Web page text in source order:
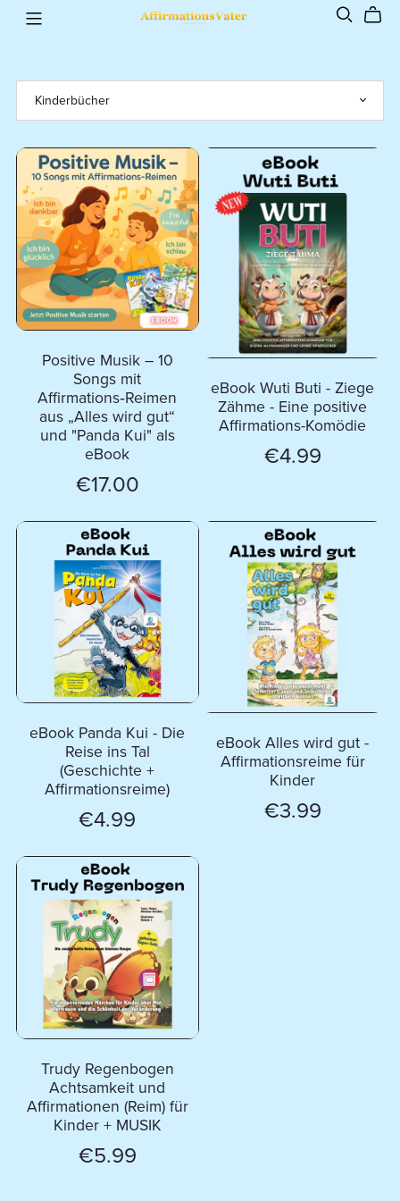
Positive Musik – 10
Songs mit
Affirmations‑Reimen
aus „Alles wird gut“
und "Panda Kui" als
eBook
€17.00
eBook Wuti Buti - Ziege
Zähme - Eine positive
Affirmations-Komödie
€4.99
eBook Panda Kui - Die
Reise ins Tal
(Geschichte +
Affirmationsreime)
€4.99
eBook Alles wird gut -
Affirmationsreime für
Kinder
€3.99
Trudy Regenbogen
Achtsamkeit und
Affirmationen (Reim) für
Kinder + MUSIK
€5.99